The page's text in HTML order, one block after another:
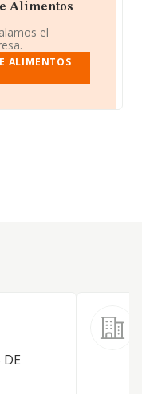
Alimentos
el
ALIMENTOS
DE